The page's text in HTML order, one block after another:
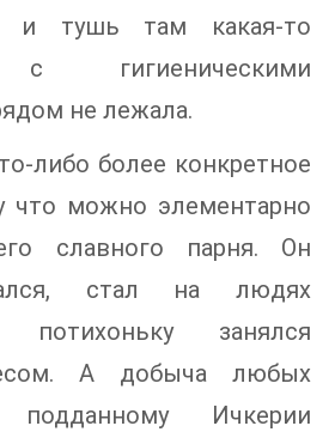
и тушь там какая-то
с гигиеническими
не лежала.
либо более конкретное
что можно элементарно
славного парня. Он
стал на людях
потихоньку занялся
А добыча любых
Ичкерии